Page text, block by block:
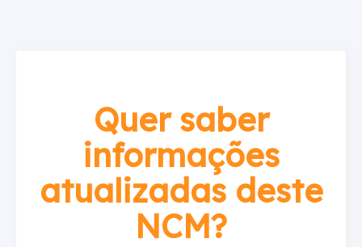
Quer saber
informações
atualizadas deste
NCM?